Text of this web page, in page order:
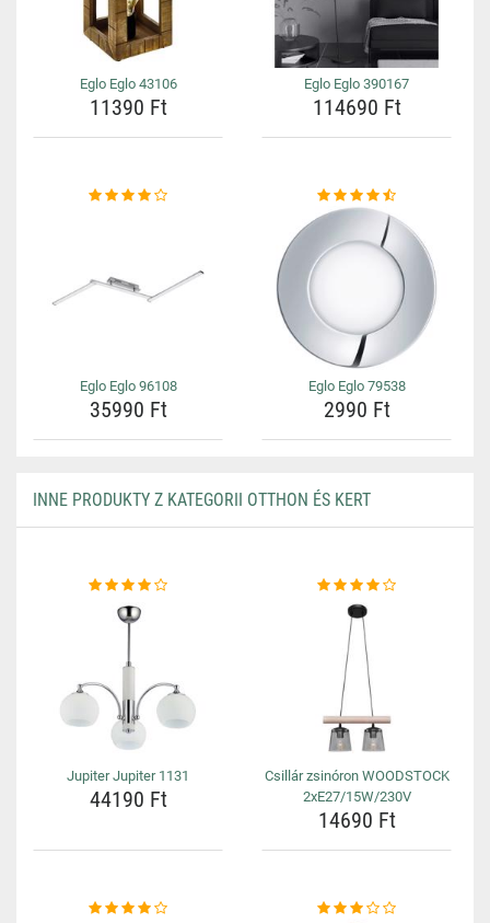
Eglo Eglo 43106
11390 Ft
Eglo Eglo 390167
114690 Ft
Eglo Eglo 96108
35990 Ft
Eglo Eglo 79538
2990 Ft
INNE PRODUKTY Z KATEGORII OTTHON ÉS KERT
Jupiter Jupiter 1131
44190 Ft
Csillár zsinóron WOODSTOCK
2xE27/15W/230V
14690 Ft